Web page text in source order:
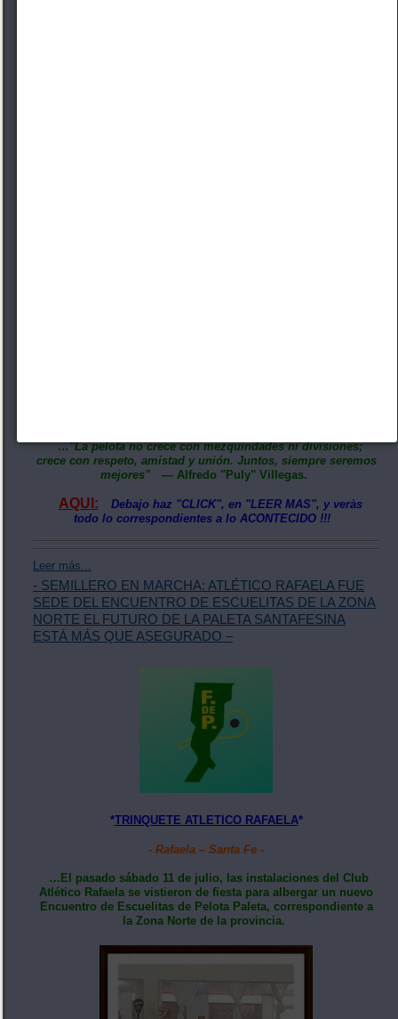
…"La pelota no crece con mezquindades ni divisiones;
crece con respeto, amistad y unión. Juntos, siempre seremos
mejores"
— Alfredo "Puly" Villegas.
AQUI:
Debajo haz "CLICK", en "LEER MAS", y veràs
todo lo correspondientes a lo ACONTECIDO !!!
Leer más...
- SEMILLERO EN MARCHA: ATLÉTICO RAFAELA FUE
SEDE DEL ENCUENTRO DE ESCUELITAS DE LA ZONA
NORTE EL FUTURO DE LA PALETA SANTAFESINA
ESTÁ MÁS QUE ASEGURADO –
*TRINQUETE ATLETICO RAFAELA*
- Rafaela – Santa Fe -
…El pasado sábado 11 de julio, las instalaciones del Club
Atlético Rafaela se vistieron de fiesta para albergar un nuevo
Encuentro de Escuelitas de Pelota Paleta, correspondiente a
la Zona Norte de la provincia.